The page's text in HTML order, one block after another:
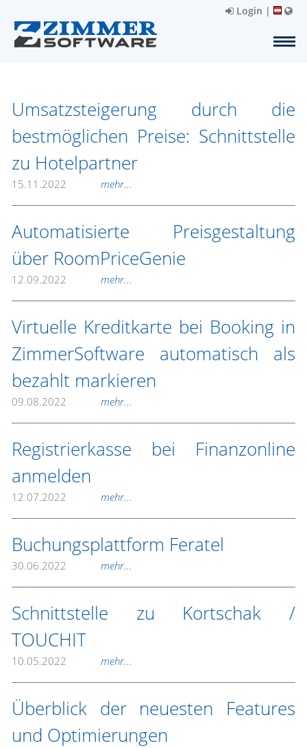
Login |
Umsatzsteigerung durch die
bestmöglichen Preise: Schnittstelle
zu Hotelpartner
15.11.2022 mehr...
Automatisierte Preisgestaltung
über RoomPriceGenie
12.09.2022 mehr...
Virtuelle Kreditkarte bei Booking in
ZimmerSoftware automatisch als
bezahlt markieren
09.08.2022 mehr...
Registrierkasse bei Finanzonline
anmelden
12.07.2022 mehr...
Buchungsplattform Feratel
30.06.2022 mehr...
Schnittstelle zu Kortschak /
TOUCHIT
10.05.2022 mehr...
Überblick der neuesten Features
und Optimierungen